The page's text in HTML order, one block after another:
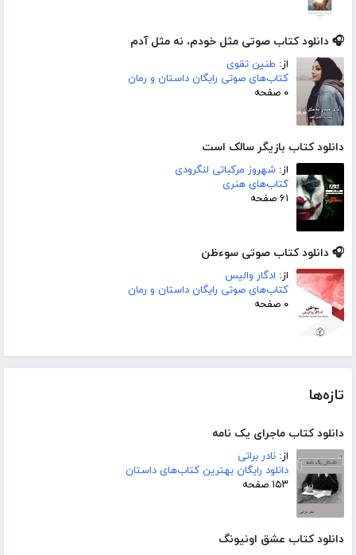
🎧 دانلود کتاب صوتی مثل خودم، نه مثل آدم
از: طنین تقوی
کتاب‌های صوتی رایگان داستان و رمان
۰ صفحه
دانلود کتاب بازیگر سالک است
از: شهروز مرکباتی لنگرودی
کتاب‌های هنری
۶۱ صفحه
🎧 دانلود کتاب صوتی سوء‌ظن
از: ادگار والیس
کتاب‌های صوتی رایگان داستان و رمان
۰ صفحه
تازه‌ها
دانلود کتاب ماجرای یک نامه
از: نادر براتی
دانلود رایگان بهترین کتاب‌های داستان
۱۵۳ صفحه
دانلود کتاب عشق اونیونگ